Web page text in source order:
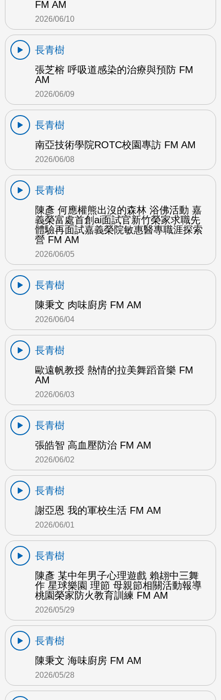
FM AM
2026/06/10
長青樹
張芝榕 呼吸道感染的治療與預防 FM
AM
2026/06/09
長青樹
南亞技術學院ROTC校園專訪 FM AM
2026/06/08
長青樹
陳彥 何應權熊出沒的森林 浴佛活動 嘉
義榮富處首創ai面試官新竹榮家求職先
體驗再面試嘉義榮院敏惠醫專職涯探索
營 FM AM
2026/06/05
長青樹
陳秉文 肉味廚房 FM AM
2026/06/04
長青樹
歐遠帆教授 熱情的拉美舞蹈音樂 FM
AM
2026/06/03
長青樹
張皓智 高血壓防治 FM AM
2026/06/02
長青樹
謝亞恩 我的軍校生活 FM AM
2026/06/01
長青樹
陳彥 某中年男子心理遊戲 賴翃中三舞
作 星球樂園 理節 母親節相關活動報導
桃園榮家防火教育訓練 FM AM
2026/05/29
長青樹
陳秉文 海味廚房 FM AM
2026/05/28